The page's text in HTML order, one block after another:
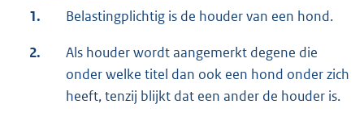
1.
Belastingplichtig is de houder van een hond.
2.
Als houder wordt aangemerkt degene die
onder welke titel dan ook een hond onder zich
heeft, tenzij blijkt dat een ander de houder is.